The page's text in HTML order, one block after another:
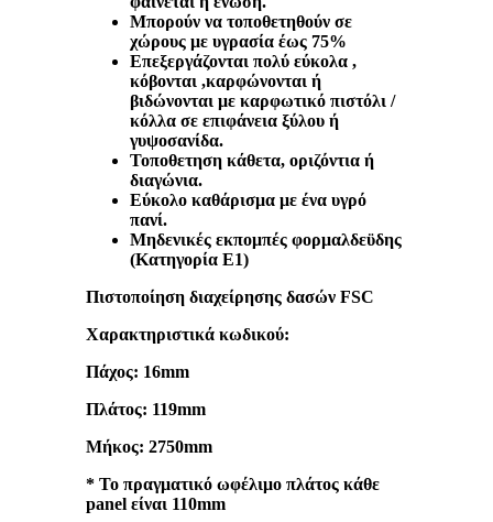
Μπορούν να τοποθετηθούν σε
χώρους με υγρασία έως 75%
Επεξεργάζονται πολύ εύκολα ,
κόβονται ,καρφώνονται ή
βιδώνονται με καρφωτικό πιστόλι /
κόλλα σε επιφάνεια ξύλου ή
γυψοσανίδα.
Τοποθετηση κάθετα, οριζόντια ή
διαγώνια.
Εύκολο καθάρισμα με ένα υγρό
πανί.
Μηδενικές εκπομπές φορμαλδεϋδης
(Κατηγορία Ε1)
Πιστοποίηση διαχείρησης δασών FSC
Χαρακτηριστικά κωδικού:
Πάχος: 16mm
Πλάτος: 119mm
Μήκος: 2750mm
* Το πραγματικό ωφέλιμο πλάτος κάθε
panel είναι 110mm